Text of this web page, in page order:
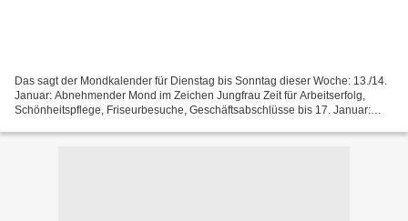
Das sagt der Mondkalender für Dienstag bis Sonntag dieser Woche: 13./14.
Januar: Abnehmender Mond im Zeichen Jungfrau Zeit für Arbeitserfolg,
Schönheitspflege, Friseurbesuche, Geschäftsabschlüsse bis 17. Januar: